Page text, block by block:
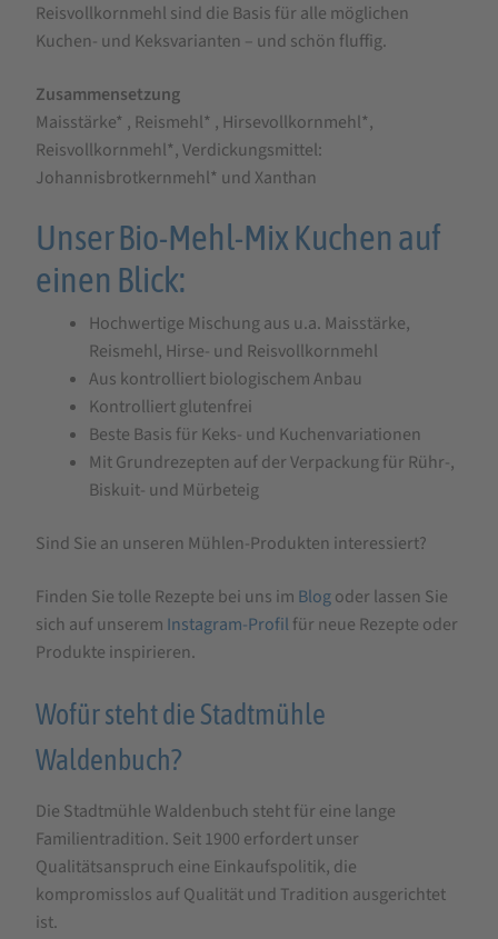
Reisvollkornmehl sind die Basis für alle möglichen
Kuchen- und Keksvarianten – und schön fluffig.
Zusammensetzung
Maisstärke* , Reismehl* , Hirsevollkornmehl*,
Reisvollkornmehl*, Verdickungsmittel:
Johannisbrotkernmehl* und Xanthan
Unser Bio-Mehl-Mix Kuchen auf
einen Blick:
Hochwertige Mischung aus u.a. Maisstärke,
Reismehl, Hirse- und Reisvollkornmehl
Aus kontrolliert biologischem Anbau
Kontrolliert glutenfrei
Beste Basis für Keks- und Kuchenvariationen
Mit Grundrezepten auf der Verpackung für Rühr-,
Biskuit- und Mürbeteig
Sind Sie an unseren Mühlen-Produkten interessiert?
Finden Sie tolle Rezepte bei uns im Blogoder lassen Sie
sich auf unserem Instagram-Profil für neue Rezepte oder
Produkte inspirieren.
Wofür steht die Stadtmühle
Waldenbuch?
Die Stadtmühle Waldenbuch steht für eine lange
Familientradition. Seit 1900 erfordert unser
Qualitätsanspruch eine Einkaufspolitik, die
kompromisslos auf Qualität und Tradition ausgerichtet
ist.